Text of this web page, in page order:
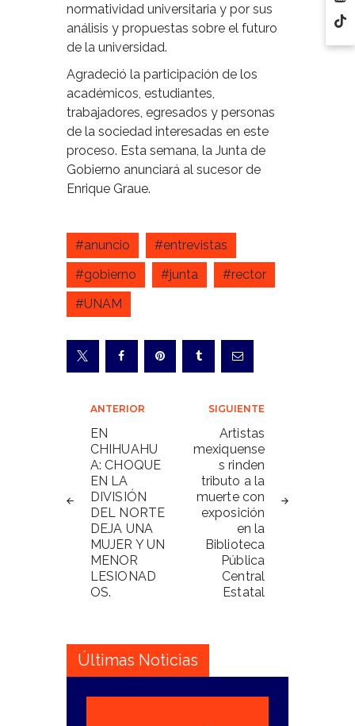
normatividad universitaria y por sus
análisis y propuestas sobre el futuro
de la universidad.
Agradeció la participación de los
académicos, estudiantes,
trabajadores, egresados y personas
de la sociedad interesadas en este
proceso. Esta semana, la Junta de
Gobierno anunciará al sucesor de
Enrique Graue.
#anuncio
#entrevistas
#gobierno
#junta
#rector
#UNAM
Navegación
de
entradas
ANTERIOR
EN
CHIHUAHU
A: CHOQUE
EN LA
DIVISIÓN
DEL NORTE
DEJA UNA
MUJER Y UN
MENOR
LESIONAD
OS.
SIGUIENTE
Artistas
mexiquense
s rinden
tributo a la
muerte con
exposición
en la
Biblioteca
Pública
Central
Estatal
Últimas Noticias